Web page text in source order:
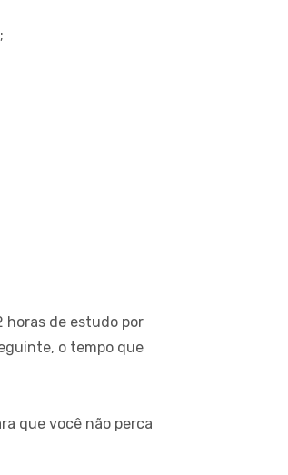
horas de estudo por
o tempo que
que você não perca